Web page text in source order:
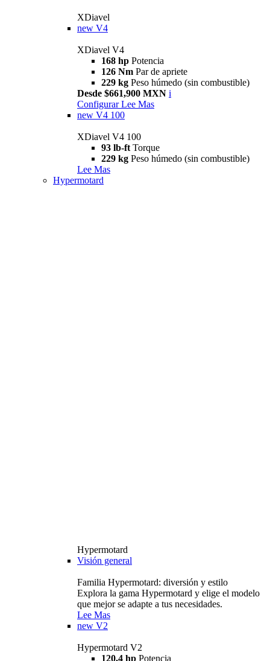
XDiavel
new V4
XDiavel V4
168 hp Potencia
126 Nm Par de apriete
229 kg Peso húmedo (sin combustible)
Desde $661,900 MXN i
Configurar Lee Mas
new V4 100
XDiavel V4 100
93 lb-ft Torque
229 kg Peso húmedo (sin combustible)
Lee Mas
Hypermotard
Hypermotard
Visión general
Familia Hypermotard: diversión y estilo
Explora la gama Hypermotard y elige el modelo
que mejor se adapte a tus necesidades.
Lee Mas
new V2
Hypermotard V2
120,4 hp Potencia